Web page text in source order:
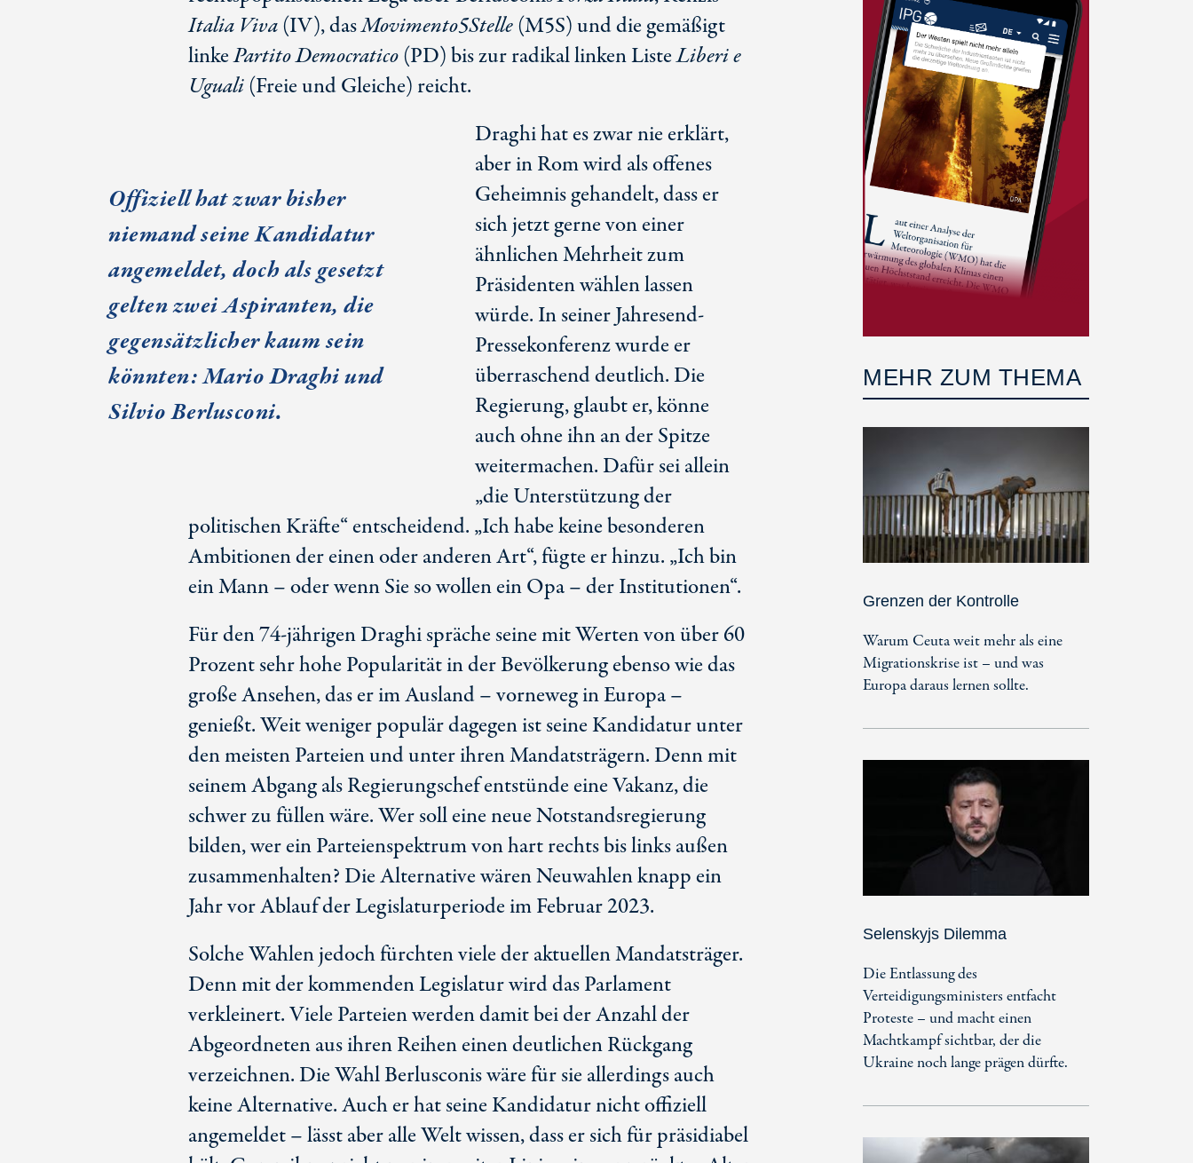
Italia Viva(IV), dasMovimento5Stelle(M5S) und die gemäßigt
linkePartito Democratico(PD) bis zur radikal linken ListeLiberi e
Uguali(Freie und Gleiche) reicht.
Offiziell hat zwar bisher
niemand seine Kandidatur
angemeldet, doch als gesetzt
gelten zwei Aspiranten, die
gegensätzlicher kaum sein
könnten: Mario Draghi und
Silvio Berlusconi.
Draghi hat es zwar nie erklärt,
aber in Rom wird als offenes
Geheimnis gehandelt, dass er
sich jetzt gerne von einer
ähnlichen Mehrheit zum
Präsidenten wählen lassen
würde. In seiner Jahresend-
Pressekonferenz wurde er
überraschend deutlich. Die
Regierung, glaubt er, könne
auch ohne ihn an der Spitze
weitermachen. Dafür sei allein
„die Unterstützung der
politischen Kräfte“ entscheidend. „Ich habe keine besonderen
Ambitionen der einen oder anderen Art“, fügte er hinzu. „Ich bin
ein Mann – oder wenn Sie so wollen ein Opa – der Institutionen“.
Für den 74-jährigen Draghi spräche seine mit Werten von über 60
Prozent sehr hohe Popularität in der Bevölkerung ebenso wie das
große Ansehen, das er im Ausland – vorneweg in Europa –
genießt. Weit weniger populär dagegen ist seine Kandidatur unter
den meisten Parteien und unter ihren Mandatsträgern. Denn mit
seinem Abgang als Regierungschef entstünde eine Vakanz, die
schwer zu füllen wäre. Wer soll eine neue Notstandsregierung
bilden, wer ein Parteienspektrum von hart rechts bis links außen
zusammenhalten? Die Alternative wären Neuwahlen knapp ein
Jahr vor Ablauf der Legislaturperiode im Februar 2023.
Solche Wahlen jedoch fürchten viele der aktuellen Mandatsträger.
Denn mit der kommenden Legislatur wird das Parlament
verkleinert. Viele Parteien werden damit bei der Anzahl der
Abgeordneten aus ihren Reihen einen deutlichen Rückgang
verzeichnen. Die Wahl Berlusconis wäre für sie allerdings auch
keine Alternative. Auch er hat seine Kandidatur nicht offiziell
angemeldet – lässt aber alle Welt wissen, dass er sich für präsidiabel
MEHR ZUM THEMA
Grenzen der Kontrolle
Warum Ceuta weit mehr als eine
Migrationskrise ist – und was
Europa daraus lernen sollte.
Selenskyjs Dilemma
Die Entlassung des
Verteidigungsministers entfacht
Proteste – und macht einen
Machtkampf sichtbar, der die
Ukraine noch lange prägen dürfte.